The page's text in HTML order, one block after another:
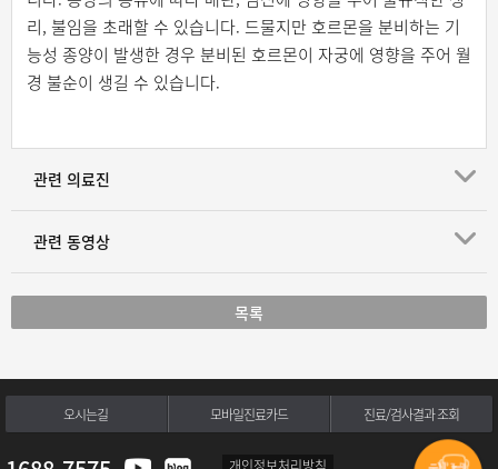
리, 불임을 초래할 수 있습니다. 드물지만 호르몬을 분비하는 기
능성 종양이 발생한 경우 분비된 호르몬이 자궁에 영향을 주어 월
경 불순이 생길 수 있습니다.
관련 의료진
관련 동영상
목록
오시는길 모바일진료카드 진료/검사결과 조회